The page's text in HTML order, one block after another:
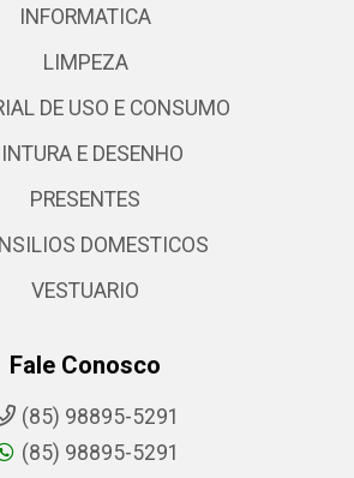
INFORMATICA
LIMPEZA
DE USO E CONSUMO
E DESENHO
PRESENTES
DOMESTICOS
VESTUARIO
Fale Conosco
(85) 98895-5291
(85) 98895-5291